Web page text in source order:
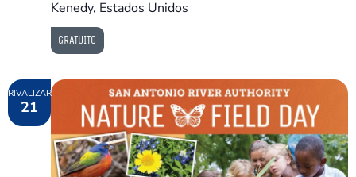
Kenedy, Estados Unidos
GRATUITO
RIVALIZAR
21